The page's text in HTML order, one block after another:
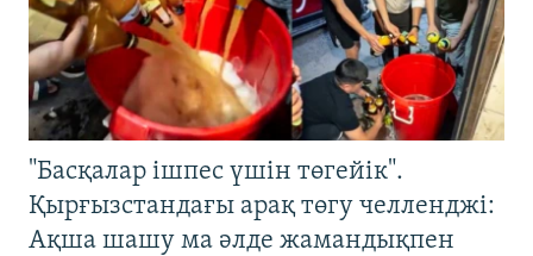
"Басқалар ішпес үшін төгейік".
Қырғызстандағы арақ төгу челленджі:
Ақша шашу ма әлде жамандықпен